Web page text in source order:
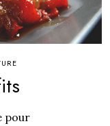
pour